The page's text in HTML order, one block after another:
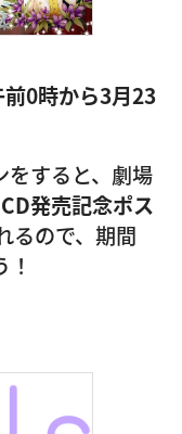
0時から3月23
をすると、劇場
発売記念ポス
るので、期間